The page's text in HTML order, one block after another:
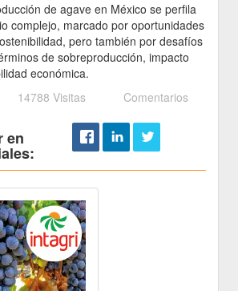
de agave en México se perfila
complejo, marcado por oportunidades
pero también por desafíos
de sobreproducción, impacto
económica.
14788 Visitas Comentarios
en